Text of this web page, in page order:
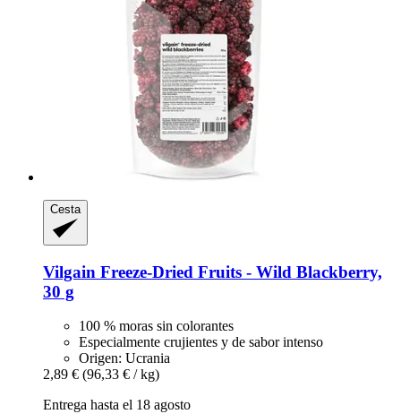
Cesta
Vilgain Freeze-​Dried Fruits -​ Wild Blackberry,
30 g
100 % moras sin colorantes
Especialmente crujientes y de sabor intenso
Origen: Ucrania
2,89 € (96,33 € / kg)
Entrega hasta el 18 agosto